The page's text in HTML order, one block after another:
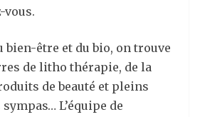
vous.
bien-être et du bio, on trouve
de litho thérapie, de la
de beauté et pleins
L’équipe de